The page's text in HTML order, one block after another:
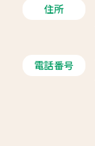
住所
電話番号